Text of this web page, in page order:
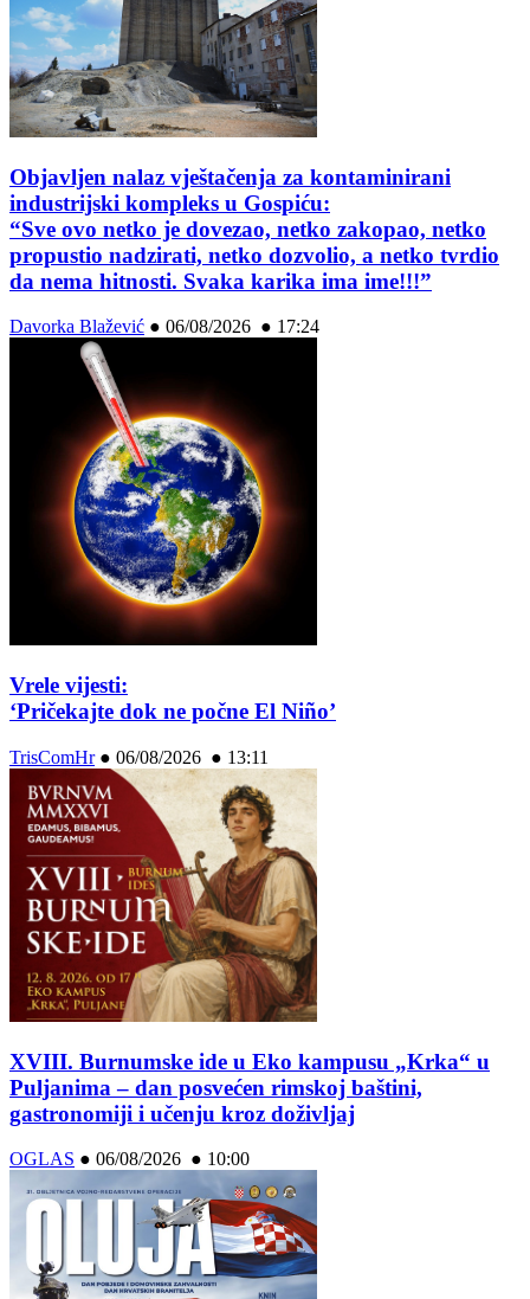
Objavljen nalaz vještačenja za kontaminirani
industrijski kompleks u Gospiću:
“Sve ovo netko je dovezao, netko zakopao, netko
propustio nadzirati, netko dozvolio, a netko tvrdio
da nema hitnosti. Svaka karika ima ime!!!”
Davorka Blažević ● 06/08/2026 ● 17:24
Vrele vijesti:
‘Pričekajte dok ne počne El Niño’
TrisComHr● 06/08/2026 ● 13:11
XVIII. Burnumske ide u Eko kampusu „Krka“ u
Puljanima – dan posvećen rimskoj baštini,
gastronomiji i učenju kroz doživljaj
OGLAS ● 06/08/2026 ● 10:00